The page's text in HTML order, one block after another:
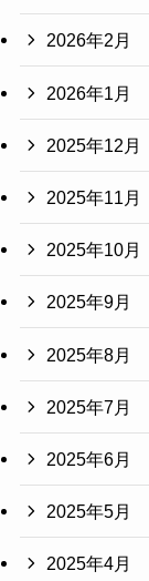
2026年2月
2026年1月
2025年12月
2025年11月
2025年10月
2025年9月
2025年8月
2025年7月
2025年6月
2025年5月
2025年4月